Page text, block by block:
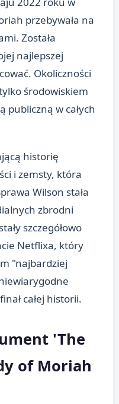
przebywała na
Została
najlepszej
Okoliczności
środowiskiem
publiczną w całych
historię
i zemsty, która
Wilson stała
zbrodni
szczegółowo
Netflixa, który
"najbardziej
całej historii.
'The
of Moriah